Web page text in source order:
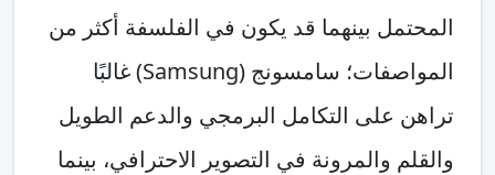
المحتمل بينهما قد يكون في الفلسفة أكثر من
المواصفات؛ سامسونج (Samsung) غالبًا
تراهن على التكامل البرمجي والدعم الطويل
والقلم والمرونة في التصوير الاحترافي، بينما